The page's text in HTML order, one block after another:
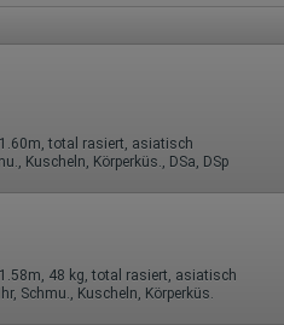
total rasiert, asiatisch
Kuscheln, Körperküs., DSa, DSp
48 kg, total rasiert, asiatisch
Schmu., Kuscheln, Körperküs.